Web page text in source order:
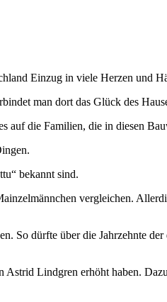
Einzug in viele Herzen und
man dort das Glück des
auf die Familien, die in diesen
bekannt sind.
vergleichen.
So dürfte über die Jahrzehnte
Lindgren erhöht haben.